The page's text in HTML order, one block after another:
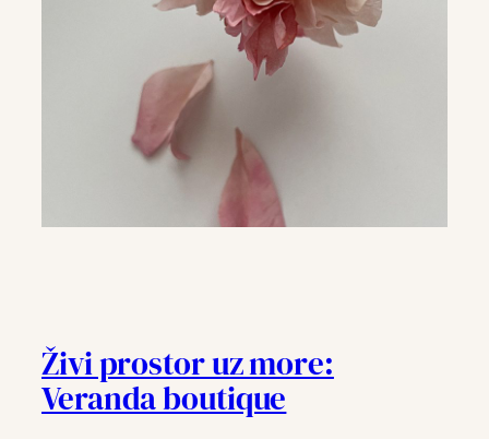
Živi prostor uz more:
Veranda boutique